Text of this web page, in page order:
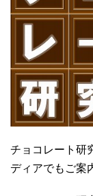
チョコレート研
ディアでもご案